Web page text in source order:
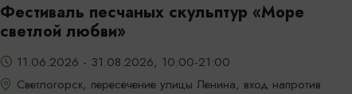
Фестиваль песчаных скульптур «Море
светлой любви»
11.06.2026 - 31.08.2026, 10:00-21:00
Светлогорск, пересечение улицы Ленина, вход напротив